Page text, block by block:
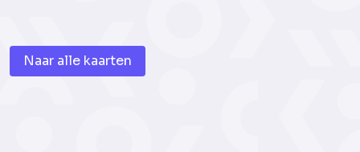
Naar alle kaarten